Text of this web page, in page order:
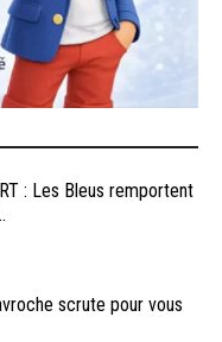
: Les Bleus remportent
scrute pour vous